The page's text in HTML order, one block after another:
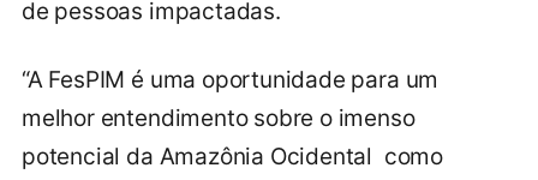
de pessoas impactadas.
“A FesPIM é uma oportunidade para um
melhor entendimento sobre o imenso
potencial da Amazônia Ocidental como